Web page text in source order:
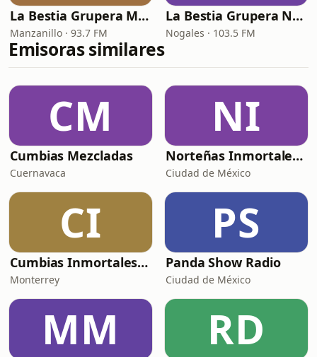
La Bestia Grupera Manzanillo
Manzanillo · 93.7 FM
La Bestia Grupera Nogales
Nogales · 103.5 FM
Emisoras similares
CM
Cumbias Mezcladas
Cuernavaca
NI
Norteñas Inmortales Radio
Ciudad de México
CI
Cumbias Inmortales Radio
Monterrey
PS
Panda Show Radio
Ciudad de México
MM RD